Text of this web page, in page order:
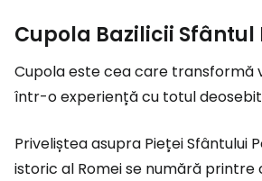
Cupola Bazilicii Sfântul
Cupola este cea care transformă
într-o experiență cu totul
Priveliștea asupra Pieței Sfântului
istoric al Romei se numără printre